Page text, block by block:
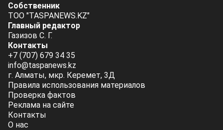
Собственник
ТОО "TASPANEWS.KZ"
Главный редактор
Газизов С. Г.
Контакты
+7 (707) 679 34 35
info@taspanews.kz
г. Алматы, мкр. Керемет, 3Д
Правила использования материалов
Проверка фактов
Реклама на сайте
Контакты
О нас